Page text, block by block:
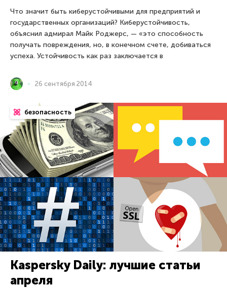
Что значит быть киберустойчивыми для предприятий и
государственных организаций? Киберустойчивость,
объяснил адмирал Майк Роджерс, — «это способность
получать повреждения, но, в конечном счете, добиваться
успеха. Устойчивость как раз заключается в
26 сентября 2014
безопасность
Kaspersky Daily: лучшие статьи
апреля